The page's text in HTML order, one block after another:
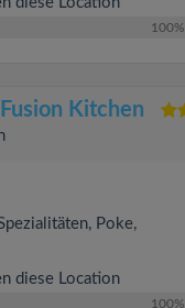
100%
Kitchen
Poke,
diese Location
100%